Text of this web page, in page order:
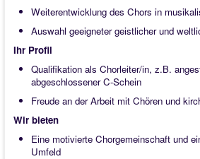
Weiterentwicklung des Chors in
Auswahl geeigneter geistlicher und
Ihr Profil
Qualifikation als Chorleiter/in, z.B.
abgeschlossener C-Schein
Freude an der Arbeit mit Chören und
Wir bieten
Eine motivierte Chorgemeinschaft und
Umfeld